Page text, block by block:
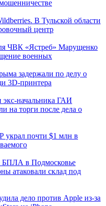
В Тульской области
центр
ЧВК «Ястреб» Марущенко
военных
задержали по делу о
3D‑принтера
экс-начальника ГАИ
на торги после дела о
украл почти $1 млн в
БПЛА в Подмосковье
атаковали склад под
дело против Apple из-за